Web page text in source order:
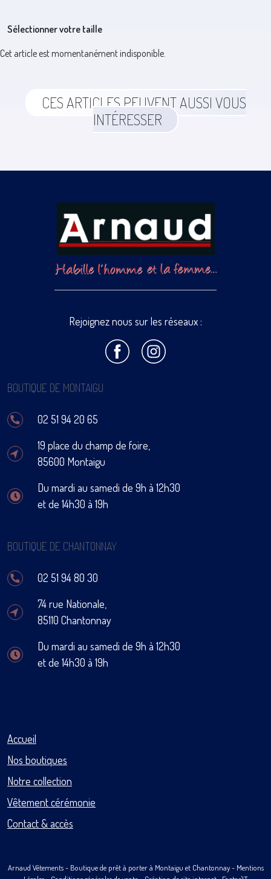
Sélectionner votre taille
Cet article est momentanément indisponible.
CES ARTICLES PEUVENT AUSSI VOUS
INTÉRESSER
Rejoignez nous sur les réseaux :
BOUTIQUE DE MONTAIGU
02 51 94 20 65
19 place du champ de foire,
85600 Montaigu
Du mardi au samedi de 9h à 12h30
et de 14h30 à 19h
BOUTIQUE DE CHANTONNAY
02 51 94 80 30
74 rue Nationale,
85110 Chantonnay
Du mardi au samedi de 9h à 12h30
et de 14h30 à 19h
Accueil
Nos boutiques
Notre collection
Vêtement cérémonie
Contact & accès
Arnaud Vêtements- Boutique de prêt à porter à Montaigu et Chantonnay - Mentions